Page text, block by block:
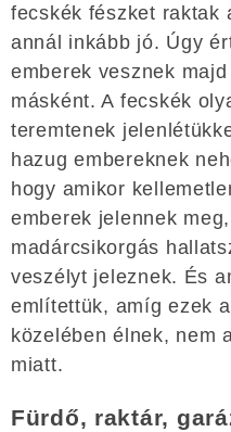
fecskék fészket raktak
annál inkább jó. Úgy
emberek vesznek
másként. A fecskék
teremtenek
hazug embereknek
hogy amikor
emberek jelennek
madárcsikorgás
veszélyt jeleznek. És
említettük, amíg ezek
közelében élnek, nem
miatt.
Fürdő, raktár,